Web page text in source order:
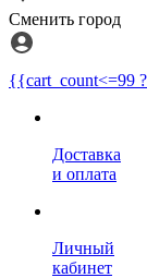
Сменить город
{{cart_count<=99
Доставка
и оплата
Личный
кабинет